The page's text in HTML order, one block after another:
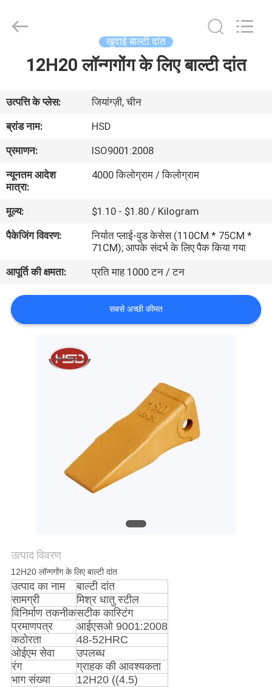
उत्पाद
हमारे
में
कारखाना
नियंत्रण
PRIVACY
POLICY
Spare
Parts
खुदाई बाल्टी दांत
12H20 लॉन्गगोंग के लिए बाल्टी दांत
उत्पत्ति के प्लेस:
जियांग्ज़ी, चीन
ब्रांड नाम:
HSD
प्रमाणन:
ISO9001:2008
न्यूनतम आदेश
मात्रा:
4000 किलोग्राम / किलोग्राम
मूल्य:
$1.10 - $1.80 / Kilogram
पैकेजिंग विवरण:
निर्यात प्लाई-वुड केसेस (110CM * 75CM *
71CM); आपके संदर्भ के लिए पैक किया गया
आपूर्ति की क्षमता:
प्रति माह 1000 टन / टन
सबसे अच्छी कीमत
उत्पाद विवरण
12H20 लॉन्गगोंग के लिए बाल्टी दांत
उत्पाद का नाम
बाल्टी दांत
सामग्री
मिश्र धातु स्टील
विनिर्माण तकनीकसटीक कास्टिंग
प्रमाणपत्र
आईएसओ 9001:2008
कठोरता
48-52HRC
ओईएम सेवा
उपलब्ध
रंग
ग्राहक की आवश्यकता
भाग संख्या
12H20 ((4.5)